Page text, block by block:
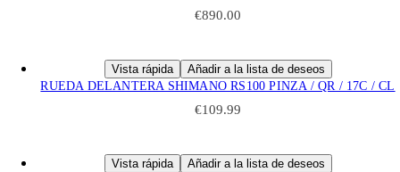
€890.00
Vista rápida
Añadir a la lista de deseos
RUEDA DELANTERA SHIMANO RS100 PINZA / QR / 17C / CL
€109.99
Vista rápida
Añadir a la lista de deseos